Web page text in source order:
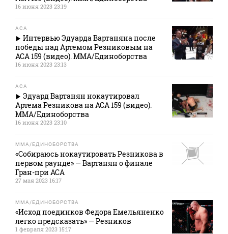
16 июня 2023 23:19
АСА
Интервью Эдуарда Вартаняна после
победы над Артемом Резниковым на
ACA 159 (видео). ММА/Единоборства
16 июня 2023 23:13
АСА
Эдуард Вартанян нокаутировал
Артема Резникова на ACA 159 (видео).
ММА/Единоборства
16 июня 2023 23:10
MMA/ЕДИНОБОРСТВА
«Собираюсь нокаутировать Резникова в
первом раунде» — Вартанян о финале
Гран-при АСА
27 мая 2023 16:17
MMA/ЕДИНОБОРСТВА
«Исход поединков Федора Емельяненко
легко предсказать» — Резников
1 февраля 2023 15:17